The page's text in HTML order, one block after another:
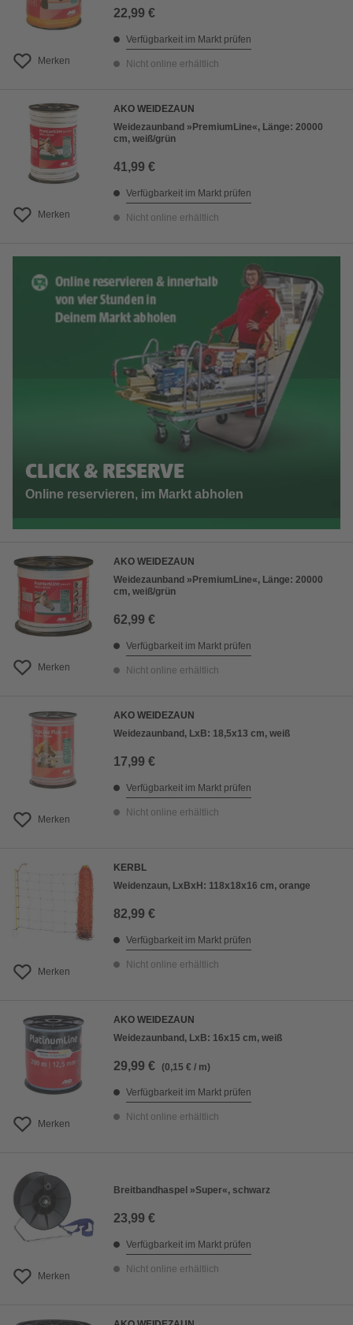
Merken
22,99 €
Verfügbarkeit im Markt prüfen
Nicht online erhältlich
Merken
AKO WEIDEZAUN
Weidezaunband »PremiumLine«, Länge: 20000
cm, weiß/grün
41,99 €
Verfügbarkeit im Markt prüfen
Nicht online erhältlich
CLICK & RESERVE
Online reservieren, im Markt abholen
Merken
AKO WEIDEZAUN
Weidezaunband »PremiumLine«, Länge: 20000
cm, weiß/grün
62,99 €
Verfügbarkeit im Markt prüfen
Nicht online erhältlich
Merken
AKO WEIDEZAUN
Weidezaunband, LxB: 18,5x13 cm, weiß
17,99 €
Verfügbarkeit im Markt prüfen
Nicht online erhältlich
Merken
KERBL
Weidenzaun, LxBxH: 118x18x16 cm, orange
82,99 €
Verfügbarkeit im Markt prüfen
Nicht online erhältlich
Merken
AKO WEIDEZAUN
Weidezaunband, LxB: 16x15 cm, weiß
29,99 € (0,15 € / m)
Verfügbarkeit im Markt prüfen
Nicht online erhältlich
Merken
Breitbandhaspel »Super«, schwarz
23,99 €
Verfügbarkeit im Markt prüfen
Nicht online erhältlich